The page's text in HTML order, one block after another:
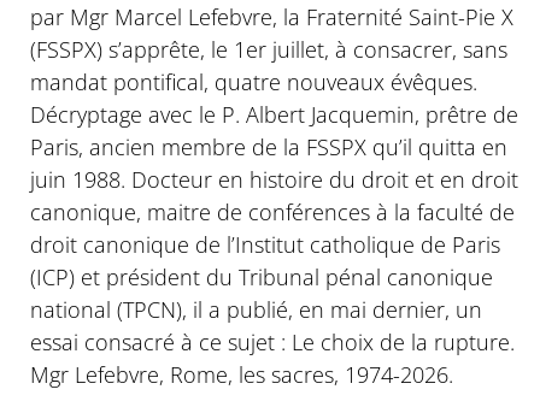
par Mgr Marcel Lefebvre, la Fraternité Saint-Pie X
(FSSPX) s’apprête, le 1er juillet, à consacrer, sans
mandat pontifical, quatre nouveaux évêques.
Décryptage avec le P. Albert Jacquemin, prêtre de
Paris, ancien membre de la FSSPX qu’il quitta en
juin 1988. Docteur en histoire du droit et en droit
canonique, maitre de conférences à la faculté de
droit canonique de l’Institut catholique de Paris
(ICP) et président du Tribunal pénal canonique
national (TPCN), il a publié, en mai dernier, un
essai consacré à ce sujet : Le choix de la rupture.
Mgr Lefebvre, Rome, les sacres, 1974-2026.